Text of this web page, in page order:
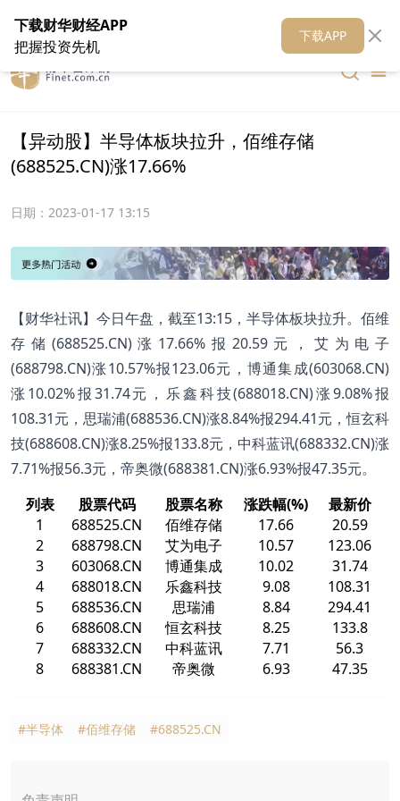
在线客服 关于我们 财华媒体矩阵 财华智库
【异动股】半导体板块拉升，佰维存储
(688525.CN)涨17.66%
日期： 2023-01-17 13:15
【财华社讯】今日午盘，截至13:15，半导体板块拉升。佰维
存储(688525.CN)涨17.66%报20.59元，艾为电子
(688798.CN)涨10.57%报123.06元，博通集成(603068.CN)
涨10.02%报31.74元，乐鑫科技(688018.CN)涨9.08%报
108.31元，思瑞浦(688536.CN)涨8.84%报294.41元，恒玄科
技(688608.CN)涨8.25%报133.8元，中科蓝讯(688332.CN)涨
7.71%报56.3元，帝奥微(688381.CN)涨6.93%报47.35元。
列表
股票代码 股票名称 涨跌幅(%)
最新价
1
688525.CN 佰维存储 17.66
20.59
2
688798.CN 艾为电子 10.57
123.06
3
603068.CN 博通集成 10.02
31.74
4
688018.CN 乐鑫科技 9.08
108.31
5
688536.CN 思瑞浦 8.84
294.41
6
688608.CN 恒玄科技 8.25
133.8
7
688332.CN 中科蓝讯 7.71
56.3
8
688381.CN 帝奥微 6.93 47.35
#半导体 #佰维存储 #688525.CN
下载财华财经APP
把握投资先机
下载APP